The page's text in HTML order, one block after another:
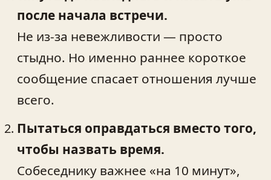
после начала встречи.
Не из-за невежливости — просто
стыдно. Но именно раннее короткое
сообщение спасает отношения лучше
всего.
Пытаться оправдаться вместо того,
чтобы назвать время.
Собеседнику важнее «на 10 минут»,